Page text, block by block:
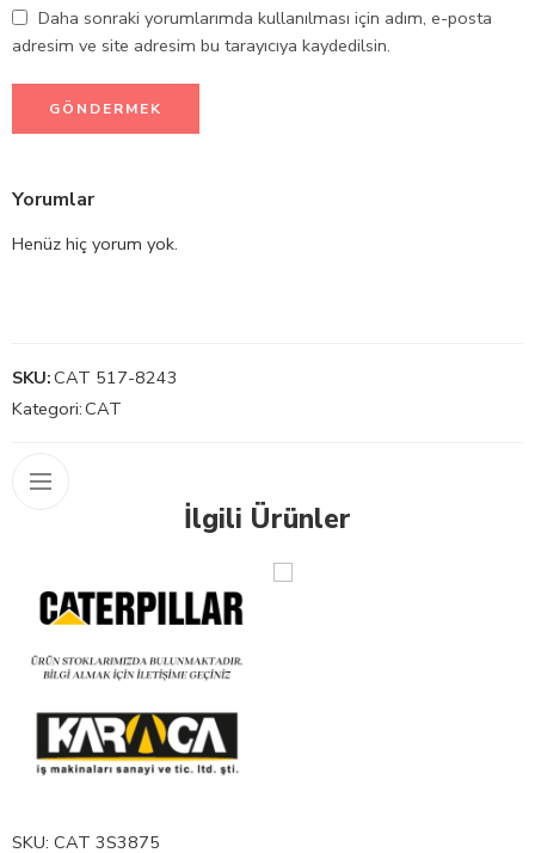
Daha sonraki yorumlarımda kullanılması için adım, e-posta
adresim ve site adresim bu tarayıcıya kaydedilsin.
Yorumlar
Henüz hiç yorum yok.
SKU:CAT 517-8243
Kategori:CAT
İlgili Ürünler
SKU: CAT 3S3875